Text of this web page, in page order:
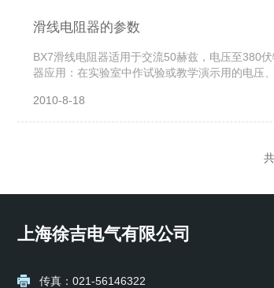
滑线电阻器的参数
BX7滑线电阻器适用于交流50赫兹，电压至380
器应用：在实验室中作试验或教学演示用的电压
2010-8-18
上海徐吉电气有限公司
传真：021-56146322